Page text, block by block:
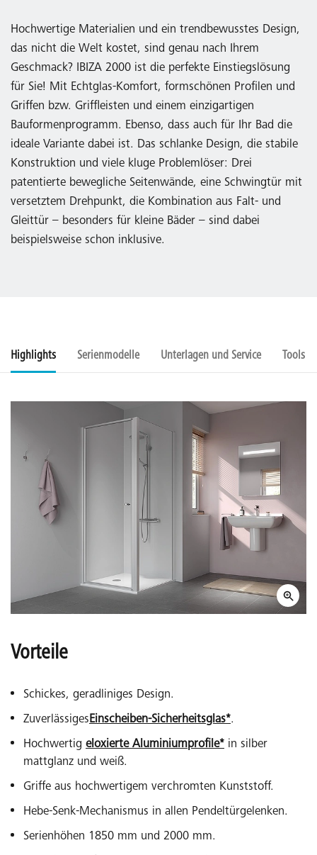
Hochwertige Materialien und ein trendbewusstes Design,
das nicht die Welt kostet, sind genau nach Ihrem
Geschmack? IBIZA 2000 ist die perfekte Einstiegslösung
für Sie! Mit Echtglas-Komfort, formschönen Profilen und
Griffen bzw. Griffleisten und einem einzigartigen
Bauformenprogramm. Ebenso, dass auch für Ihr Bad die
ideale Variante dabei ist. Das schlanke Design, die stabile
Konstruktion und viele kluge Problemlöser: Drei
patentierte bewegliche Seitenwände, eine Schwingtür mit
versetztem Drehpunkt, die Kombination aus Falt- und
Gleittür – besonders für kleine Bäder – sind dabei
beispielsweise schon inklusive.
Highlights Serienmodelle Unterlagen und Service Tools
Vorteile
Schickes, geradliniges Design.
ZuverlässigesEinscheiben-Sicherheitsglas*.
Hochwertig eloxierte Aluminiumprofile* in silber
mattglanz und weiß.
Griffe aus hochwertigem verchromten Kunststoff.
Hebe-Senk-Mechanismus in allen Pendeltürgelenken.
Serienhöhen 1850 mm und 2000 mm.